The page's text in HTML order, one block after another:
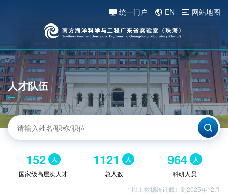
统一门户 EN 网站地图
人才队伍
152 人
国家级高层次人才
1121 人
总人数
964 人
科研人员
* 以上数据统计截止到2025年12月